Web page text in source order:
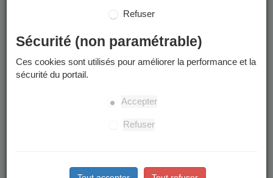
suite à un déménagement à Grenoble.
Souhaitent intégrer une école publique après une
scolarisation dans le privé ou à domicile.
Grenoblois : Scolariser son enfant dans une école en
Refuser
Sécurité (non paramétrable)
Ces cookies sont utilisés pour améliorer la performance et la
sécurité du portail.
Accepter
Refuser